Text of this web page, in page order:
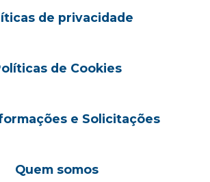
de privacidade
de Cookies
e Solicitações
Quem somos